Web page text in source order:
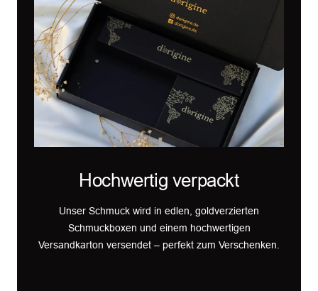
Hochwertig verpackt
Unser Schmuck wird in edlen, goldverzierten
Schmuckboxen und einem hochwertigen
Versandkarton versendet – perfekt zum Verschenken.